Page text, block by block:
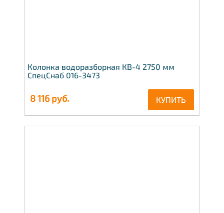
Колонка водоразборная КВ-4 2750 мм
СпецСнаб 016-3473
8 116руб. КУПИТЬ